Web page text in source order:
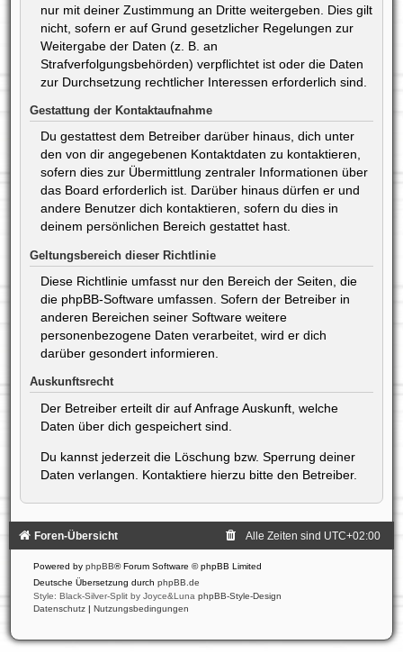
nur mit deiner Zustimmung an Dritte weitergeben. Dies gilt
nicht, sofern er auf Grund gesetzlicher Regelungen zur
Weitergabe der Daten (z. B. an
Strafverfolgungsbehörden) verpflichtet ist oder die Daten
zur Durchsetzung rechtlicher Interessen erforderlich sind.
Gestattung der Kontaktaufnahme
Du gestattest dem Betreiber darüber hinaus, dich unter
den von dir angegebenen Kontaktdaten zu kontaktieren,
sofern dies zur Übermittlung zentraler Informationen über
das Board erforderlich ist. Darüber hinaus dürfen er und
andere Benutzer dich kontaktieren, sofern du dies in
deinem persönlichen Bereich gestattet hast.
Geltungsbereich dieser Richtlinie
Diese Richtlinie umfasst nur den Bereich der Seiten, die
die phpBB-Software umfassen. Sofern der Betreiber in
anderen Bereichen seiner Software weitere
personenbezogene Daten verarbeitet, wird er dich
darüber gesondert informieren.
Auskunftsrecht
Der Betreiber erteilt dir auf Anfrage Auskunft, welche
Daten über dich gespeichert sind.
Du kannst jederzeit die Löschung bzw. Sperrung deiner
Daten verlangen. Kontaktiere hierzu bitte den Betreiber.
Foren-Übersicht Alle Zeiten sind UTC+02:00
Powered by phpBB® Forum Software © phpBB Limited
Deutsche Übersetzung durch phpBB.de
Style: Black-Silver-Split by Joyce&Luna phpBB-Style-Design
Datenschutz | Nutzungsbedingungen